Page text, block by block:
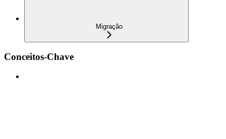
Migração
Conceitos-Chave